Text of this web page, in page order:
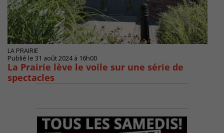
LA PRAIRIE
Publié le 31 août 2024 à 16h00
La Prairie lève le voile sur une série de
spectacles